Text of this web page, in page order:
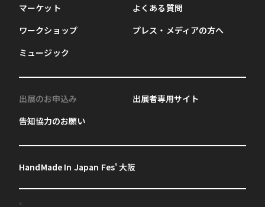
マーケット
ワークショップ
ミュージック
よくある質問
プレス・メディアの方へ
出展のお申込み
告知協力のお願い
出展者専用サイト
HandMade In Japan Fes' 大阪